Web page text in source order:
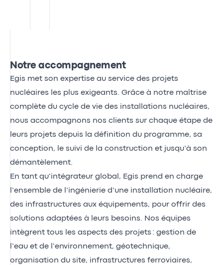
Notre accompagnement
Egis met son expertise au service des projets
nucléaires les plus exigeants. Grâce à notre maîtrise
complète du cycle de vie des installations nucléaires,
nous accompagnons nos clients sur chaque étape de
leurs projets depuis la définition du programme, sa
conception, le suivi de la construction et jusqu’à son
démantèlement.
En tant qu’intégrateur global, Egis prend en charge
l’ensemble de l’ingénierie d’une installation nucléaire,
des infrastructures aux équipements, pour offrir des
solutions adaptées à leurs besoins. Nos équipes
intègrent tous les aspects des projets : gestion de
l’eau et de l’environnement, géotechnique,
organisation du site, infrastructures ferroviaires,